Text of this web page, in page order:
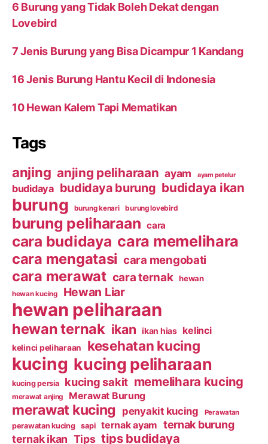
6 Burung yang Tidak Boleh Dekat dengan
Lovebird
7 Jenis Burung yang Bisa Dicampur 1 Kandang
16 Jenis Burung Hantu Kecil di Indonesia
10 Hewan Kalem Tapi Mematikan
Tags
anjing anjing peliharaan ayam ayam petelur
budidaya budidaya burung budidaya ikan
burung burung kenari burung lovebird
burung peliharaan cara
cara budidaya cara memelihara
cara mengatasi cara mengobati
cara merawat cara ternak hewan
hewan kucing Hewan Liar
hewan peliharaan
hewan ternak ikan ikan hias kelinci
kelinci peliharaan kesehatan kucing
kucing kucing peliharaan
kucing persia kucing sakit memelihara kucing
merawat anjing Merawat Burung
merawat kucing penyakit kucing Perawatan
perawatan kucing sapi ternak ayam ternak burung
ternak ikan Tips tips budidaya